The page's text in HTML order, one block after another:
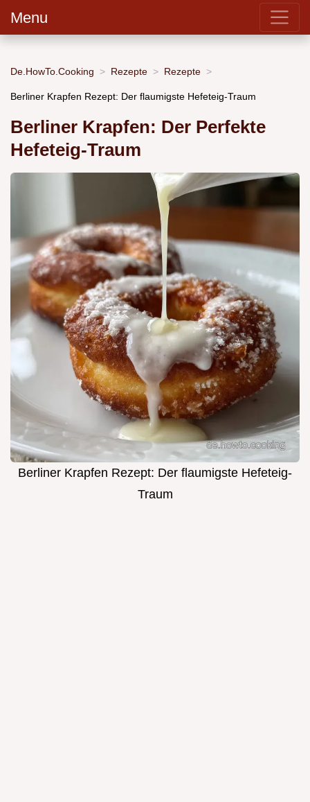
Menu
De.HowTo.Cooking Rezepte Rezepte
Berliner Krapfen Rezept: Der flaumigste Hefeteig-Traum
Berliner Krapfen: Der Perfekte
Hefeteig-Traum
Berliner Krapfen Rezept: Der flaumigste Hefeteig-
Traum